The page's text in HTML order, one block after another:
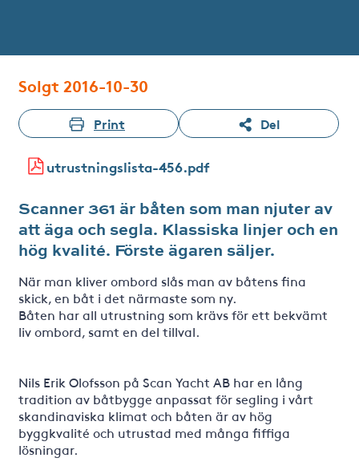
Solgt 2016-10-30
Print Del
utrustningslista-456.pdf
Scanner 361 är båten som man njuter av
att äga och segla. Klassiska linjer och en
hög kvalité. Förste ägaren säljer.
När man kliver ombord slås man av båtens fina
skick, en båt i det närmaste som ny.
Båten har all utrustning som krävs för ett bekvämt
liv ombord, samt en del tillval.
Nils Erik Olofsson på Scan Yacht AB har en lång
tradition av båtbygge anpassat för segling i vårt
skandinaviska klimat och båten är av hög
byggkvalité och utrustad med många fiffiga
lösningar.